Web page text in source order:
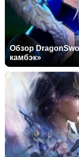
Обзор
камбэк»